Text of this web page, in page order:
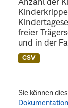
Anzahl der
freier
und in der
CSV
Sie können
Dokumentation